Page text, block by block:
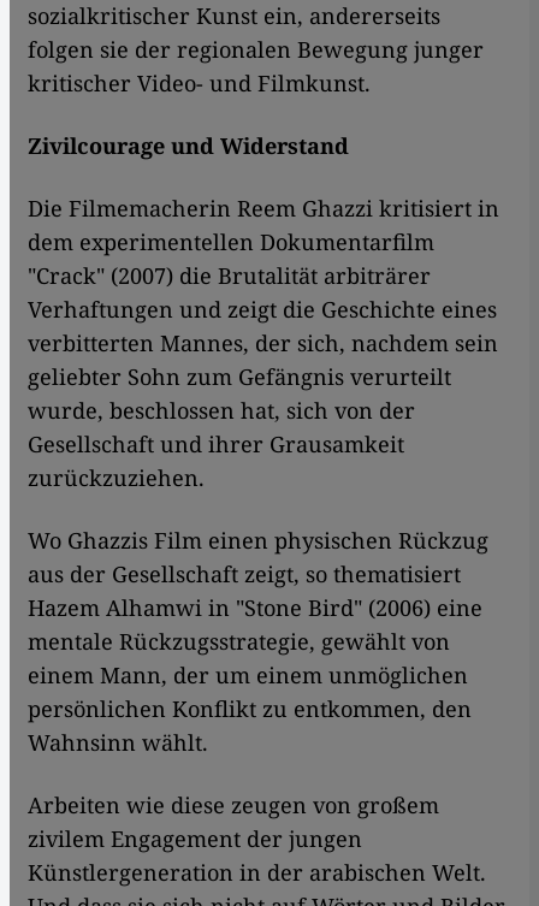
sozialkritischer Kunst ein, andererseits
folgen sie der regionalen Bewegung junger
kritischer Video- und Filmkunst.
Zivilcourage und Widerstand
Die Filmemacherin Reem Ghazzi kritisiert in
dem experimentellen Dokumentarfilm
"Crack" (2007) die Brutalität arbiträrer
Verhaftungen und zeigt die Geschichte eines
verbitterten Mannes, der sich, nachdem sein
geliebter Sohn zum Gefängnis verurteilt
wurde, beschlossen hat, sich von der
Gesellschaft und ihrer Grausamkeit
zurückzuziehen.
Wo Ghazzis Film einen physischen Rückzug
aus der Gesellschaft zeigt, so thematisiert
Hazem Alhamwi in "Stone Bird" (2006) eine
mentale Rückzugsstrategie, gewählt von
einem Mann, der um einem unmöglichen
persönlichen Konflikt zu entkommen, den
Wahnsinn wählt.
Arbeiten wie diese zeugen von großem
zivilem Engagement der jungen
Künstlergeneration in der arabischen Welt.